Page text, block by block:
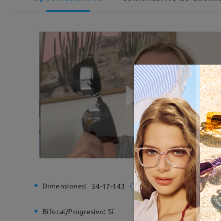
Dimensiones: 54-17-143 Ancho
Bifocal/Progresivo: Sí Bisagra